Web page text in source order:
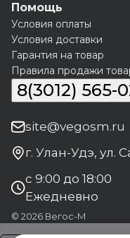
Помощь
Условия оплаты
Условия доставки
Гарантия на товар
Правила продажи
8(3012) 565-
site@vegosm.ru
г. Улан-Удэ, ул.
с 9:00 до 18:00
Ежедневно
© 2026 Вегос-М